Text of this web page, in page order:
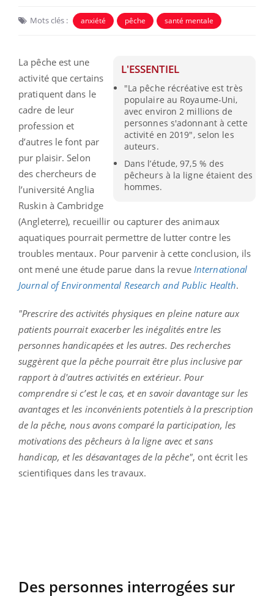
Mots clés : anxiété pêche santé mentale
L'ESSENTIEL
"La pêche récréative est très
populaire au Royaume-Uni,
avec environ 2 millions de
personnes s'adonnant à cette
activité en 2019", selon les
auteurs.
Dans l’étude, 97,5 % des
pêcheurs à la ligne étaient des
hommes.
La pêche est une
activité que certains
pratiquent dans le
cadre de leur
profession et
d’autres le font par
pur plaisir. Selon
des chercheurs de
l’université Anglia
Ruskin à Cambridge
(Angleterre), recueillir ou capturer des animaux
aquatiques pourrait permettre de lutter contre les
troubles mentaux. Pour parvenir à cette conclusion, ils
ont mené une étude parue dans la revue International
Journal of Environmental Research and Public Health.
"Prescrire des activités physiques en pleine nature aux
patients pourrait exacerber les inégalités entre les
personnes handicapées et les autres. Des recherches
suggèrent que la pêche pourrait être plus inclusive par
rapport à d'autres activités en extérieur. Pour
comprendre si c’est le cas, et en savoir davantage sur les
avantages et les inconvénients potentiels à la prescription
de la pêche, nous avons comparé la participation, les
motivations des pêcheurs à la ligne avec et sans
handicap, et les désavantages de la pêche", ont écrit les
scientifiques dans les travaux.
Des personnes interrogées sur